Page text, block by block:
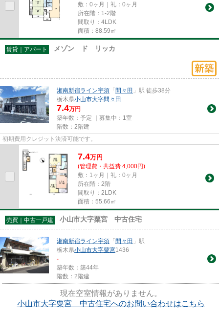
敷：0ヶ月｜礼：0ヶ月
所在階：1-2階
間取り：4LDK
面積：88.59㎡
賃貸｜アパート メゾン ド リッカ
湘南新宿ライン宇須 「間々田 」駅 徒歩38分
栃木県小山市大字間々田
7.4万円
築年数：予定 ｜募集中： 1室
階数：2階建
初期費用クレジット決済可能です。
7.4万円
(管理費・共益費 4,000円)
敷：1ヶ月｜礼：0ヶ月
所在階：2階
間取り：2LDK
面積：55.66㎡
売買｜中古一戸建 小山市大字粟宮 中古住宅
湘南新宿ライン宇須 「間々田 」駅
栃木県小山市大字粟宮1436
-
築年数：築44年
階数：2階建
現在空室情報がありません。
小山市大字粟宮 中古住宅へのお問い合わせはこちら